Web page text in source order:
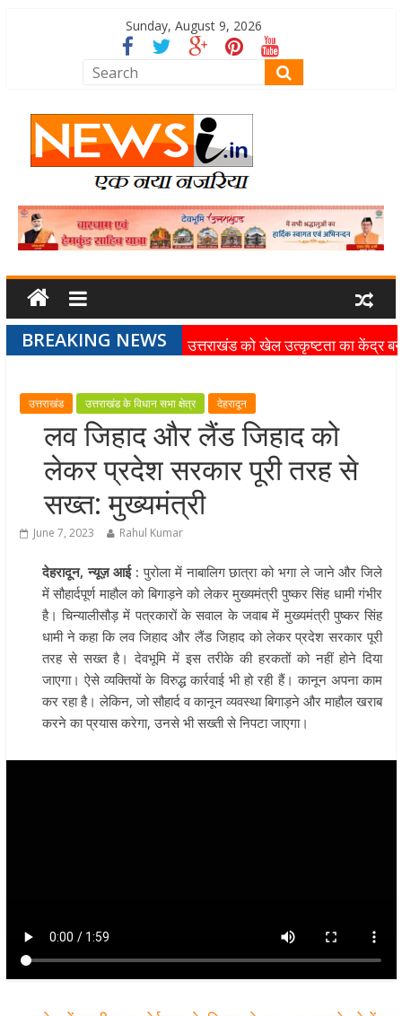
Sunday, August 9, 2026
BREAKING NEWS
उत्तराखंड को खेल उत्कृष्टता का केंद्र
स्पोर्ट्स यूनिवर्सिटी परियोजना
खेल प्रतिभाओं को हरसंभव प्रोत्साहन
विश्वस्तरीय सुविधाएँ उपलब्ध कराना
की प्राथमिकता: मुख्यमंत्री धामी
राज्य के खिलाड़ियों ने अंतरराष्ट्रीय मंच
बढ़ाया उत्तराखंड का गौरव: मुख्यमंत्री
समय में पूर्ण हों: मुख्यमंत्री
खेल विजन, नई खेल नीति और लिगेसी
के अनुरूप आधुनिक खेल अवसंरचना
विकसित करने के निर्देश
उत्तराखंड उत्तराखंड के विधान सभा क्षेत्र देहरादून
लव जिहाद और लैंड जिहाद को
लेकर प्रदेश सरकार पूरी तरह से
सख्त: मुख्यमंत्री
June 7, 2023 Rahul Kumar
देहरादून, न्यूज़ आई : पुरोला में नाबालिग छात्रा को भगा ले जाने और जिले
में सौहार्दपूर्ण माहौल को बिगाड़ने को लेकर मुख्यमंत्री पुष्कर सिंह धामी गंभीर
है। चिन्यालीसौड़ में पत्रकारों के सवाल के जवाब में मुख्यमंत्री पुष्कर सिंह
धामी ने कहा कि लव जिहाद और लैंड जिहाद को लेकर प्रदेश सरकार पूरी
तरह से सख्त है। देवभूमि में इस तरीके की हरकतों को नहीं होने दिया
जाएगा। ऐसे व्यक्तियों के विरुद्ध कार्रवाई भी हो रही हैं। कानून अपना काम
कर रहा है। लेकिन, जो सौहार्द व कानून व्यवस्था बिगाड़ने और माहौल खराब
करने का प्रयास करेगा, उनसे भी सख्ती से निपटा जाएगा।